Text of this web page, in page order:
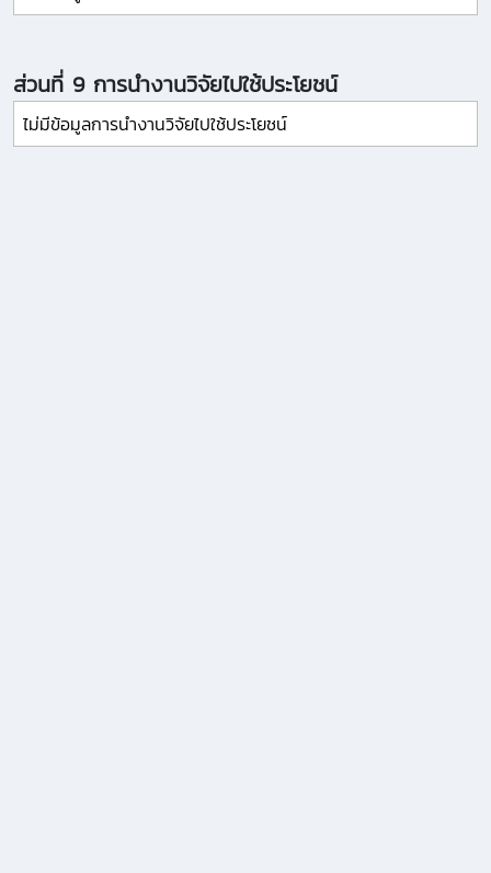
ส่วนที่ 9 การนำงานวิจัยไปใช้ประโยชน์
ไม่มีข้อมูลการนำงานวิจัยไปใช้ประโยชน์